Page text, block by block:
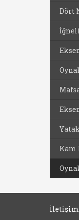
Dört
Kam
İletişim